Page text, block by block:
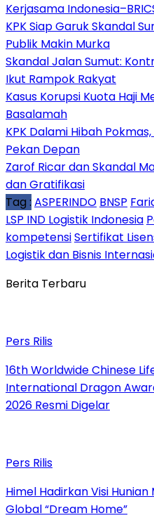
Kerjasama
KPK Siap Garuk Skandal
Publik Makin Murka
Skandal Jalan Sumut:
Ikut Rampok Rakyat
Kasus Korupsi Kuota Haji
Basalamah
KPK Dalami Hibah
Pekan Depan
Zarof Ricar dan Skandal
dan Gratifikasi
Tag : ASPERINDO BNSP
LSP IND Logistik Indonesia
kompetensiSertifikat
Logistik dan Bisnis
Berita Terbaru
Pers Rilis
16th Worldwide Chinese
International Dragon
2026 Resmi Digelar
Pers Rilis
Himel Hadirkan Visi
Global “Dream Home”